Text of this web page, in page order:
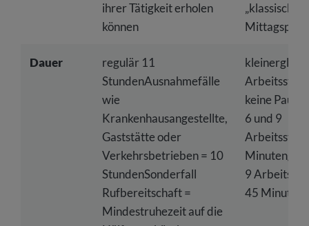
ihrer Tätigkeit erholen
können
„klassische“
Dauer
regulär 11
StundenAusnahmefälle
wie
Krankenhausangestellte,
Gaststätte oder
Verkehrsbetrieben = 10
StundenSonderfall
Rufbereitschaft =
Mindestruhezeit auf die
keine
6 und 9
9
45 Minuten